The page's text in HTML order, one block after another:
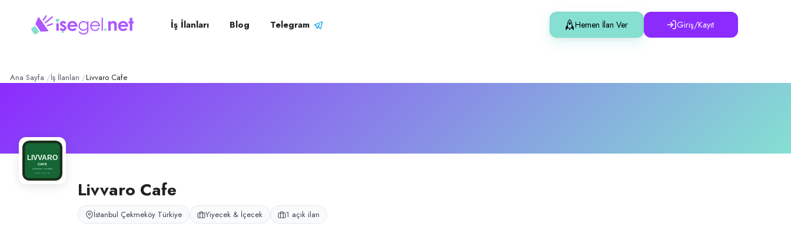
Cafe– Şirket Profili
Livvaro Cafe, İstanbul Çekmeköy Ormanköy bölgesinde cafe servis operasyonu yürüten kafedir.
pozisyonlar
Servis Elemanı (Bayan Garson)
İş İlanları Blog Telegram Hemen İlan Ver Giriş/Kayıt
Ana Sayfa İş İlanları Livvaro Cafe
Livvaro Cafe
İstanbul Çekmeköy Türkiye Yiyecek & İçecek 1 açık ilan